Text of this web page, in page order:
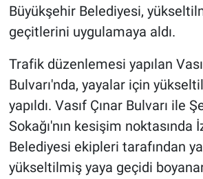
Büyükşehir Belediyesi,
geçitlerini uygulamaya aldı.
Trafik düzenlemesi yapılan
Bulvarı'nda, yayalar için
yapıldı. Vasıf Çınar Bulvarı ile
Sokağı'nın kesişim noktasında
Belediyesi ekipleri tarafından
yükseltilmiş yaya geçidi